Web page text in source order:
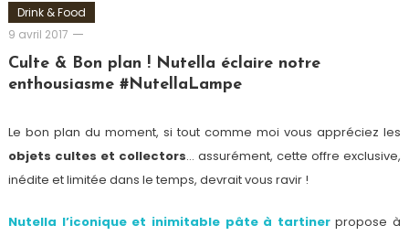
Drink & Food
9 avril 2017
Romain-
Culte & Bon plan ! Nutella éclaire notre
enthousiasme #NutellaLampe
Le bon plan du moment, si tout comme moi vous appréciez les
objets cultes et collectors… assurément, cette offre exclusive,
inédite et limitée dans le temps, devrait vous ravir !
Nutella l’iconique et inimitable pâte à tartinerpropose à